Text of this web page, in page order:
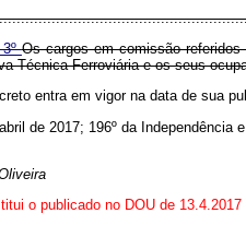
3ºOs cargos em comissão
Técnica Ferroviária e os seus
entra em vigor na data de sua
de 2017; 196º da Independência e
o publicado no DOU de